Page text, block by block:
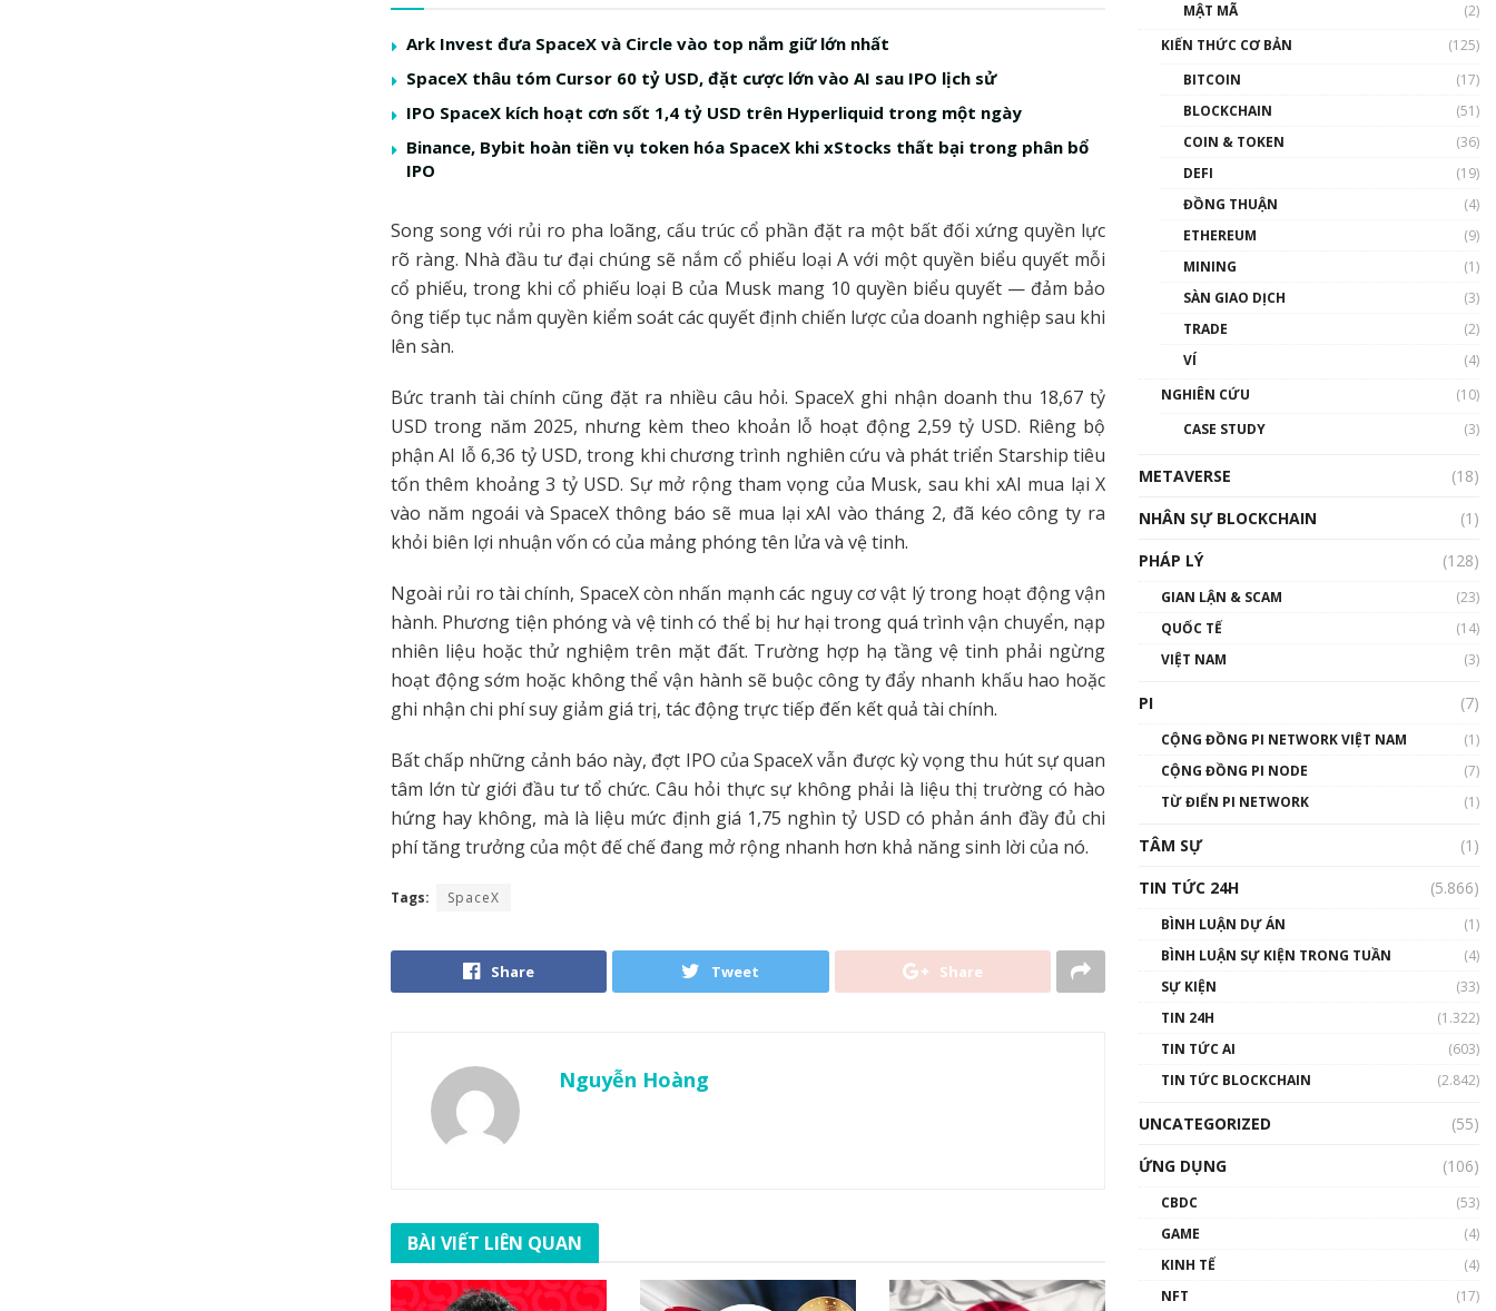
Ark Invest đưa SpaceX và Circle vào top nắm giữ lớn nhất
SpaceX thâu tóm Cursor 60 tỷ USD, đặt cược lớn vào AI sau IPO lịch sử
IPO SpaceX kích hoạt cơn sốt 1,4 tỷ USD trên Hyperliquid trong một ngày
Binance, Bybit hoàn tiền vụ token hóa SpaceX khi xStocks thất bại trong phân bổ
IPO
Song song với rủi ro pha loãng, cấu trúc cổ phần đặt ra một bất đối xứng quyền lực
rõ ràng. Nhà đầu tư đại chúng sẽ nắm cổ phiếu loại A với một quyền biểu quyết mỗi
cổ phiếu, trong khi cổ phiếu loại B của Musk mang 10 quyền biểu quyết — đảm bảo
ông tiếp tục nắm quyền kiểm soát các quyết định chiến lược của doanh nghiệp sau khi
lên sàn.
Bức tranh tài chính cũng đặt ra nhiều câu hỏi. SpaceX ghi nhận doanh thu 18,67 tỷ
USD trong năm 2025, nhưng kèm theo khoản lỗ hoạt động 2,59 tỷ USD. Riêng bộ
phận AI lỗ 6,36 tỷ USD, trong khi chương trình nghiên cứu và phát triển Starship tiêu
tốn thêm khoảng 3 tỷ USD. Sự mở rộng tham vọng của Musk, sau khi xAI mua lại X
vào năm ngoái và SpaceX thông báo sẽ mua lại xAI vào tháng 2, đã kéo công ty ra
khỏi biên lợi nhuận vốn có của mảng phóng tên lửa và vệ tinh.
Ngoài rủi ro tài chính, SpaceX còn nhấn mạnh các nguy cơ vật lý trong hoạt động vận
hành. Phương tiện phóng và vệ tinh có thể bị hư hại trong quá trình vận chuyển, nạp
nhiên liệu hoặc thử nghiệm trên mặt đất. Trường hợp hạ tầng vệ tinh phải ngừng
hoạt động sớm hoặc không thể vận hành sẽ buộc công ty đẩy nhanh khấu hao hoặc
ghi nhận chi phí suy giảm giá trị, tác động trực tiếp đến kết quả tài chính.
Bất chấp những cảnh báo này, đợt IPO của SpaceX vẫn được kỳ vọng thu hút sự quan
tâm lớn từ giới đầu tư tổ chức. Câu hỏi thực sự không phải là liệu thị trường có hào
hứng hay không, mà là liệu mức định giá 1,75 nghìn tỷ USD có phản ánh đầy đủ chi
phí tăng trưởng của một đế chế đang mở rộng nhanh hơn khả năng sinh lời của nó.
Tags: SpaceX
Share Tweet Share
Nguyễn Hoàng
BÀI VIẾT LIÊN QUAN
Blockchain
Nhân sự tương lại ngành
Blockchain Việt Nam | Phổ
cập Blockchain
Blockchain đang được ứng
01:34:46
01:32:59
Talkshow17: Mùa đông
Crypto – Chiếc khăn gió ấm
01:49:30
Talkshow 14: MemeCoin –
MẬT MÃ
(2)
KIẾN THỨC CƠ BẢN
(125)
BITCOIN
(17)
BLOCKCHAIN
(51)
COIN & TOKEN
(36)
DEFI
(19)
ĐỒNG THUẬN
(4)
ETHEREUM
(9)
MINING
(1)
SÀN GIAO DỊCH
(3)
TRADE
(2)
VÍ
(4)
NGHIÊN CỨU
(10)
CASE STUDY
(3)
METAVERSE
(18)
NHÂN SỰ BLOCKCHAIN
(1)
PHÁP LÝ
(128)
GIAN LẬN & SCAM
(23)
QUỐC TẾ
(14)
VIỆT NAM
(3)
PI (7)
CỘNG ĐỒNG PI NETWORK VIỆT NAM
(1)
CỘNG ĐỒNG PI NODE
(7)
TỪ ĐIỂN PI NETWORK
(1)
TÂM SỰ
(1)
TIN TỨC 24H
(5.866)
BÌNH LUẬN DỰ ÁN
(1)
BÌNH LUẬN SỰ KIỆN TRONG TUẦN
(4)
SỰ KIỆN
(33)
TIN 24H
(1.322)
TIN TỨC AI
(603)
TIN TỨC BLOCKCHAIN
(2.842)
UNCATEGORIZED
(55)
ỨNG DỤNG
(106)
CBDC
(53)
GAME
(4)
KINH TẾ
(4)
NFT
(17)